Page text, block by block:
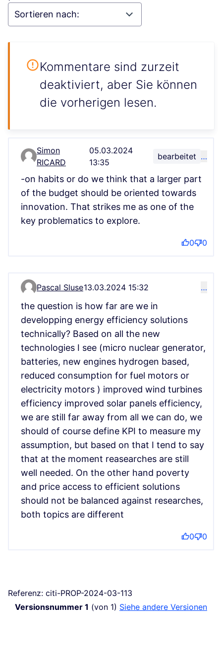
Kommentare sind zurzeit
deaktiviert, aber Sie können
die vorherigen lesen.
Kommentar 80
Simon
RICARD
05.03.2024
13:35
bearbeitet …
-on habits or do we think that a larger part
of the budget should be oriented towards
innovation. That strikes me as one of the
key problematics to explore.
0 0
Kommentar 104
Pascal Sluse13.03.2024 15:32 …
the question is how far are we in
developping energy efficiency solutions
technically? Based on all the new
technologies I see (micro nuclear generator,
batteries, new engines hydrogen based,
reduced consumption for fuel motors or
electricity motors ) improved wind turbines
efficiency improved solar panels efficiency,
we are still far away from all we can do, we
should of course define KPI to measure my
assumption, but based on that I tend to say
that at the moment reasearches are still
well needed. On the other hand poverty
and price access to efficient solutions
should not be balanced against researches,
both topics are different
0 0
Referenz: citi-PROP-2024-03-113
Versionsnummer 1 (von 1) siehe andere Versionen